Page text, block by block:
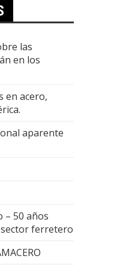
las
en los
en acero,
aparente
– 50 años
ferretero